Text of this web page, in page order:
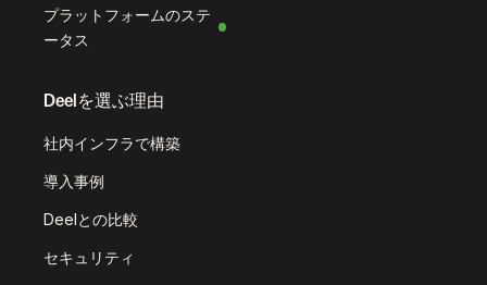
プラットフォームのステ
ータス
Deelを選ぶ理由
社内インフラで構築
導入事例
Deelとの比較
セキュリティ